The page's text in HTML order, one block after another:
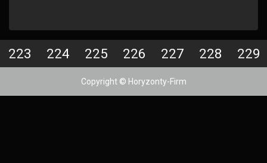
223 224 225 226 227 228 229
Copyright © Horyzonty-Firm